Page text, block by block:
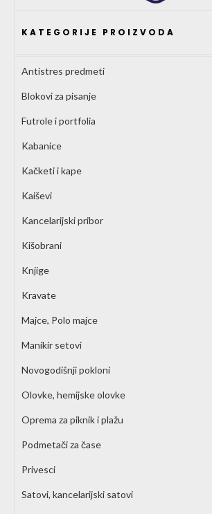
KATEGORIJE PROIZVODA
Antistres predmeti
Blokovi za pisanje
Futrole i portfolia
Kabanice
Kačketi i kape
Kaiševi
Kancelarijski pribor
Kišobrani
Knjige
Kravate
Majce, Polo majce
Manikir setovi
Novogodišnji pokloni
Olovke, hemijske olovke
Oprema za piknik i plažu
Podmetači za čase
Privesci
Satovi, kancelarijski satovi